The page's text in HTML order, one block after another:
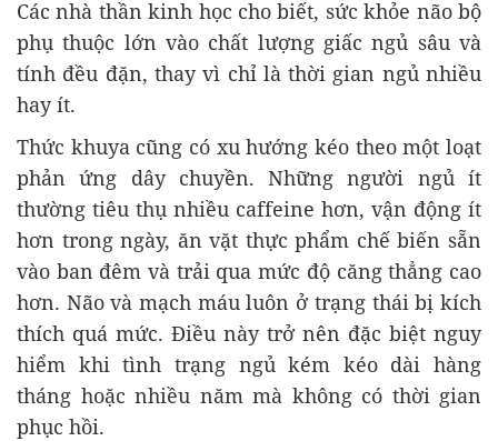
Các nhà thần kinh học cho biết, sức khỏe não bộ
phụ thuộc lớn vào chất lượng giấc ngủ sâu và
tính đều đặn, thay vì chỉ là thời gian ngủ nhiều
hay ít.
Thức khuya cũng có xu hướng kéo theo một loạt
phản ứng dây chuyền. Những người ngủ ít
thường tiêu thụ nhiều caffeine hơn, vận động ít
hơn trong ngày, ăn vặt thực phẩm chế biến sẵn
vào ban đêm và trải qua mức độ căng thẳng cao
hơn. Não và mạch máu luôn ở trạng thái bị kích
thích quá mức. Điều này trở nên đặc biệt nguy
hiểm khi tình trạng ngủ kém kéo dài hàng
tháng hoặc nhiều năm mà không có thời gian
phục hồi.